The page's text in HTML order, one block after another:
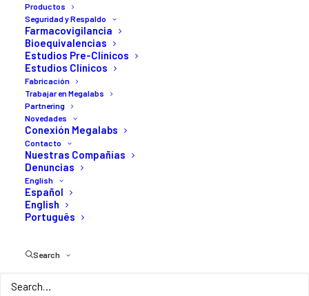
Productos
Seguridad y Respaldo
Farmacovigilancia
Bioequivalencias
Estudios Pre-Clínicos
Estudios Clínicos
Fabricación
Trabajar en Megalabs
Partnering
Novedades
Conexión Megalabs
Contacto
Nuestras Compañías
Denuncias
English
Español
English
Português
Search
megalabs-19